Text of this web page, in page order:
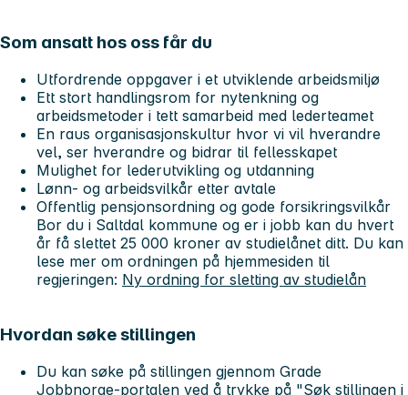
Som ansatt hos oss får du
Utfordrende oppgaver i et utviklende arbeidsmiljø
Ett stort handlingsrom for nytenkning og
arbeidsmetoder i tett samarbeid med lederteamet
En raus organisasjonskultur hvor vi vil hverandre
vel, ser hverandre og bidrar til fellesskapet
Mulighet for lederutvikling og utdanning
Lønn- og arbeidsvilkår etter avtale
Offentlig pensjonsordning og gode forsikringsvilkår
Bor du i Saltdal kommune og er i jobb kan du hvert
år få slettet 25 000 kroner av studielånet ditt. Du kan
lese mer om ordningen på hjemmesiden til
regjeringen: Ny ordning for sletting av studielån
Hvordan søke stillingen
Du kan søke på stillingen gjennom Grade
Jobbnorge-portalen ved å trykke på "Søk stillingen i